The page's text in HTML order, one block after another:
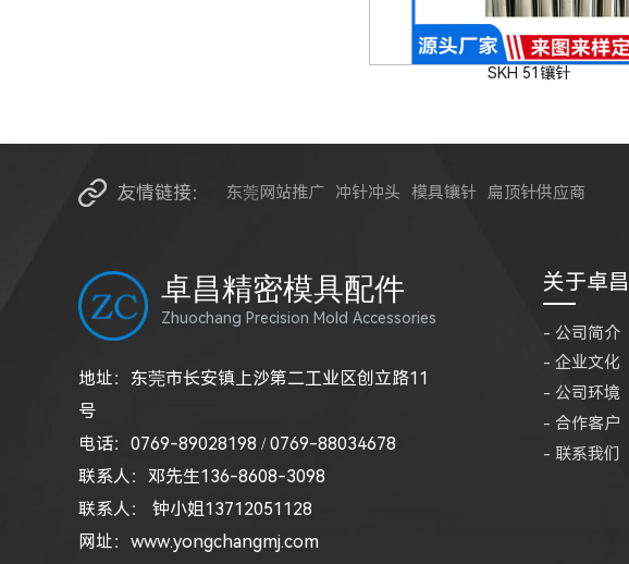
SKH 51镶针
友情链接： 东莞网站推广 冲针冲头 模具镶针 扁顶针供应商
卓昌精密模具配件
Zhuochang Precision Mold Accessories
地址：东莞市长安镇上沙第二工业区创立路11
号
电话：0769-89028198 / 0769-88034678
联系人：邓先生136-8608-3098
联系人： 钟小姐13712051128
网址： www.yongchangmj.com
关于卓昌
- 公司简介
- 企业文化
- 公司环境
- 合作客户
- 联系我们